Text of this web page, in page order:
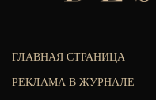
ГЛАВНАЯ СТРАНИЦА
РЕКЛАМА В ЖУРНАЛЕ